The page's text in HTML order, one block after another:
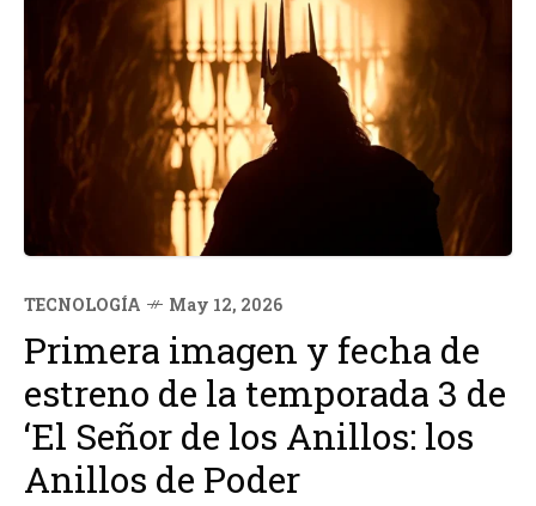
TECNOLOGÍA May 12, 2026
Primera imagen y fecha de
estreno de la temporada 3 de
‘El Señor de los Anillos: los
Anillos de Poder